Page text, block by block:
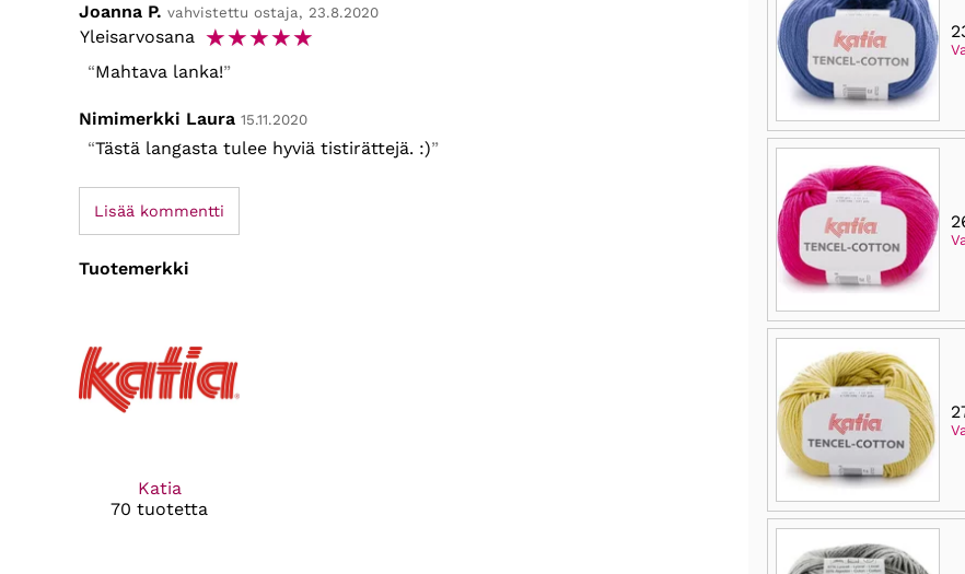
Joanna P. vahvistettu ostaja, 23.8.2020
Yleisarvosana ☆☆☆☆☆
Mahtava lanka!
Nimimerkki Laura 15.11.2020
Tästä langasta tulee hyviä tistirättejä. :)
Lisää kommentti
Tuotemerkki
Katia
70 tuotetta